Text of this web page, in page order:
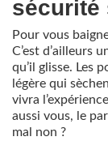
sécurité
Pour vous
C’est d’ailleurs
qu’il glisse. Les
légère qui
vivra
aussi vous, le
mal non ?